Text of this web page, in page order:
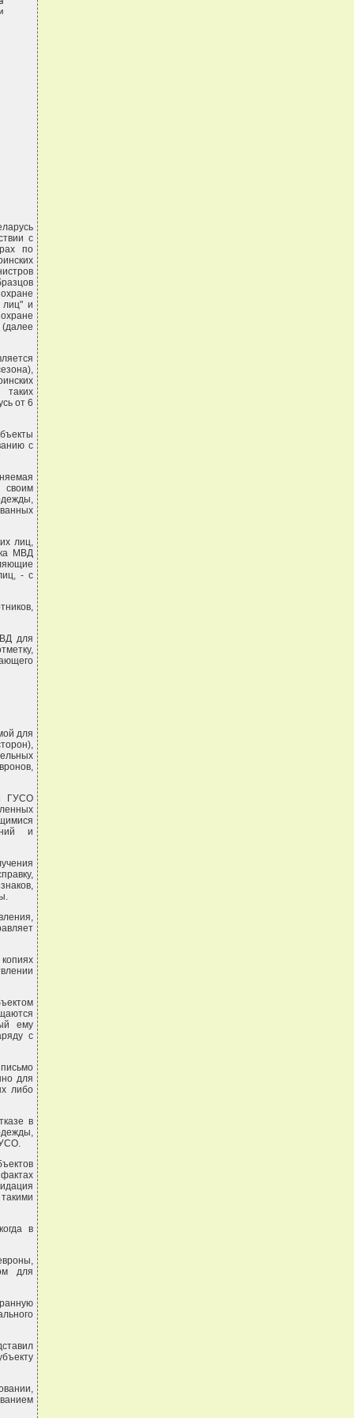
с
по
лиц" и
(далее
от 6
с
своим
лиц,
МВД
- с
для
для
ГУСО
и
ему
с
для
либо
в
в
для